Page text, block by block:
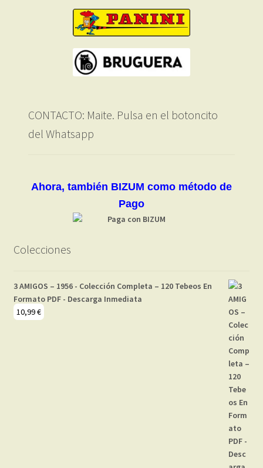
CONTACTO: Maite. Pulsa en el botoncito
del Whatsapp
Ahora, también BIZUM como método de
Pago
Colecciones
3 AMIGOS – 1956 - Colección Completa – 120 Tebeos En
Formato PDF - Descarga Inmediata
10,99€